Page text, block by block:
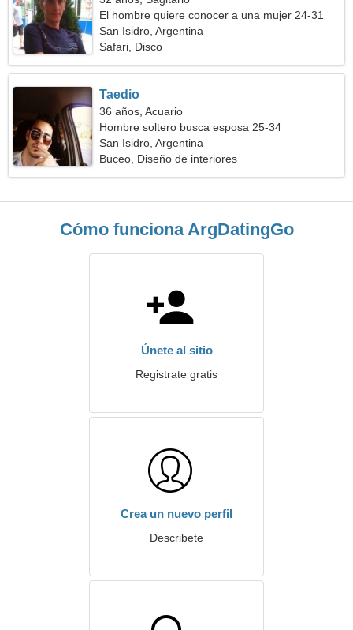
El hombre quiere conocer a una mujer 24-31
San Isidro, Argentina
Safari, Disco
Taedio
36 años, Acuario
Hombre soltero busca esposa 25-34
San Isidro, Argentina
Buceo, Diseño de interiores
Cómo funciona ArgDatingGo
Únete al sitio
Registrate gratis
Crea un nuevo perfil
Describete